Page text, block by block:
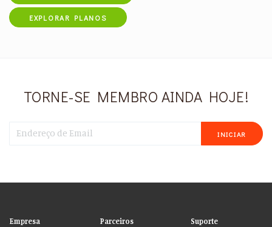
EXPLORAR PLANOS
TORNE-SE MEMBRO AINDA HOJE!
INICIAR
Empresa Parceiros Suporte